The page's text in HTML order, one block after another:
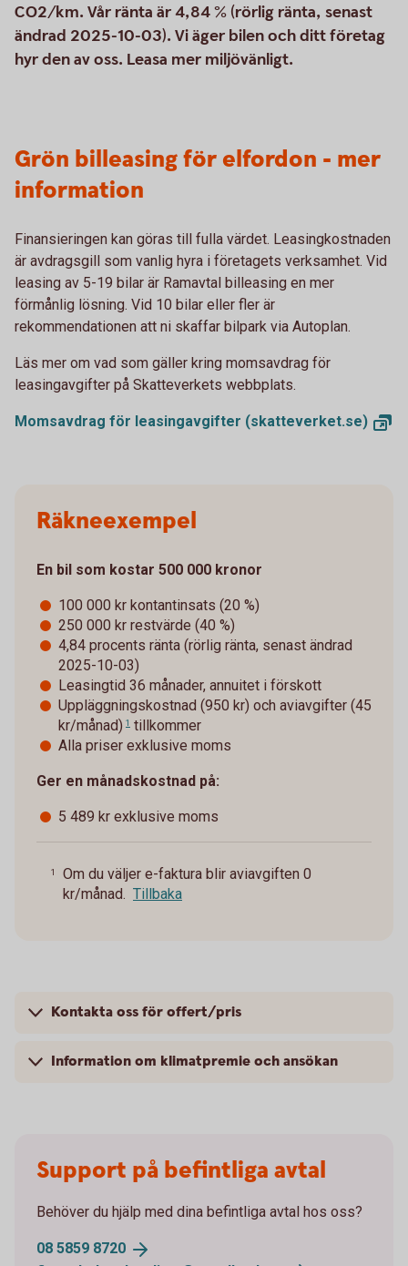
CO2/km. Vår ränta är 4,84 % (rörlig ränta, senast
ändrad 2025-10-03). Vi äger bilen och ditt företag
hyr den av oss. Leasa mer miljövänligt.
Grön billeasing för elfordon - mer
information
Finansieringen kan göras till fulla värdet. Leasingkostnaden
är avdragsgill som vanlig hyra i företagets verksamhet. Vid
leasing av 5-19 bilar är Ramavtal billeasing en mer
förmånlig lösning. Vid 10 bilar eller fler är
rekommendationen att ni skaffar bilpark via Autoplan.
Läs mer om vad som gäller kring momsavdrag för
leasingavgifter på Skatteverkets webbplats.
Momsavdrag för leasingavgifter (skatteverket.se)
Räkneexempel
En bil som kostar 500 000 kronor
100 000 kr kontantinsats (20 %)
250 000 kr restvärde (40 %)
4,84 procents ränta (rörlig ränta, senast ändrad
2025-10-03)
Leasingtid 36 månader, annuitet i förskott
Uppläggningskostnad (950 kr) och aviavgifter (45
kr/månad) 1 tillkommer
Alla priser exklusive moms
Ger en månadskostnad på:
5 489 kr exklusive moms
1
Om du väljer e-faktura blir aviavgiften 0
kr/månad.
Tillbaka
Kontakta oss för offert/pris
Information om klimatpremie och ansökan
Support på befintliga avtal
Behöver du hjälp med dina befintliga avtal hos oss?
08 5859 8720